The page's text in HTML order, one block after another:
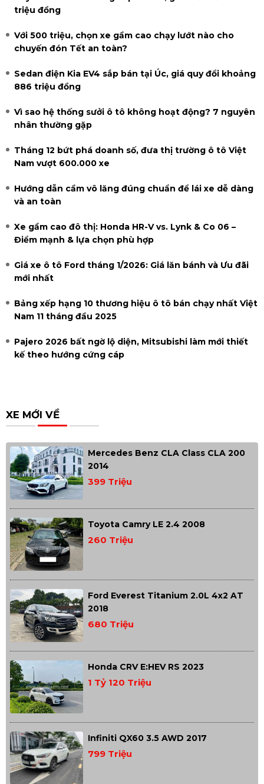
triệu đồng
Với 500 triệu, chọn xe gầm cao chạy lướt nào cho
chuyến đón Tết an toàn?
Sedan điện Kia EV4 sắp bán tại Úc, giá quy đổi khoảng
886 triệu đồng
Vì sao hệ thống sưởi ô tô không hoạt động? 7 nguyên
nhân thường gặp
Tháng 12 bứt phá doanh số, đưa thị trường ô tô Việt
Nam vượt 600.000 xe
Hướng dẫn cầm vô lăng đúng chuẩn để lái xe dễ dàng
và an toàn
Xe gầm cao đô thị: Honda HR-V vs. Lynk & Co 06 –
Điểm mạnh & lựa chọn phù hợp
Giá xe ô tô Ford tháng 1/2026: Giá lăn bánh và Ưu đãi
mới nhất
Bảng xếp hạng 10 thương hiệu ô tô bán chạy nhất Việt
Nam 11 tháng đầu 2025
Pajero 2026 bất ngờ lộ diện, Mitsubishi làm mới thiết
kế theo hướng cứng cáp
XE MỚI VỀ
Mercedes Benz CLA Class CLA 200
2014
399 Triệu
Toyota Camry LE 2.4 2008
260 Triệu
Ford Everest Titanium 2.0L 4x2 AT
2018
680 Triệu
Honda CRV E:HEV RS 2023
1 Tỷ 120 Triệu
Infiniti QX60 3.5 AWD 2017
799 Triệu